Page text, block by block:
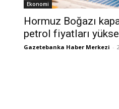
Ekonomi
Hormuz Boğazı
petrol fiyatları
Gazetebanka Haber Merkezi -